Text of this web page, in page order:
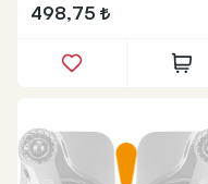
498,75